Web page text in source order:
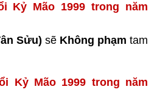
Kỷ Mão 1999 trong năm
Sửu) sẽ Không phạm tam
Kỷ Mão 1999 trong năm